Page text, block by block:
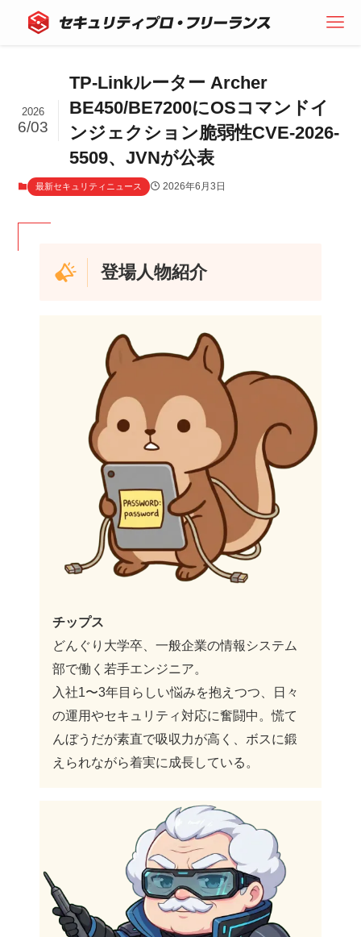
TP-Linkルーター Archer
BE450/BE7200にOSコマンドイ
ンジェクション脆弱性CVE-2026-
5509、JVNが公表
2026
6/03
最新セキュリティニュース 2026年6月3日
登場人物紹介
チップス
どんぐり大学卒、一般企業の情報システム
部で働く若手エンジニア。
入社1〜3年目らしい悩みを抱えつつ、日々
の運用やセキュリティ対応に奮闘中。慌て
んぼうだが素直で吸収力が高く、ボスに鍛
えられながら着実に成長している。